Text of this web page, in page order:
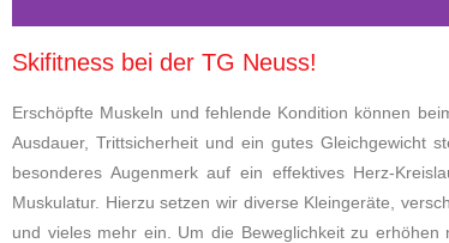
Skifitness bei der TG Neuss!
Erschöpfte Muskeln und fehlende Kondition können
Ausdauer, Trittsicherheit und ein gutes Gleichgewicht
besonderes Augenmerk auf ein effektives Herz-
Muskulatur. Hierzu setzen wir diverse Kleingeräte,
und vieles mehr ein. Um die Beweglichkeit zu